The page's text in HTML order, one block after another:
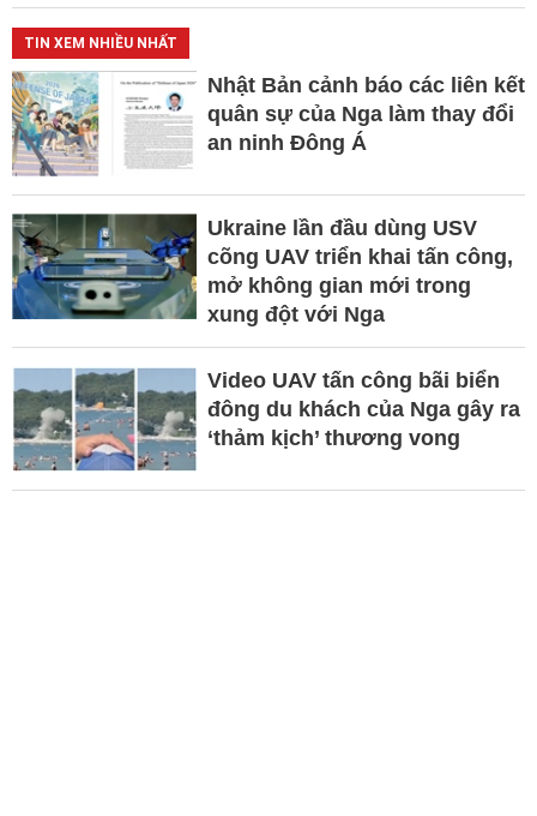
TIN XEM NHIỀU NHẤT
Nhật Bản cảnh báo các liên kết
quân sự của Nga làm thay đổi
an ninh Đông Á
Ukraine lần đầu dùng USV
cõng UAV triển khai tấn công,
mở không gian mới trong
xung đột với Nga
Video UAV tấn công bãi biển
đông du khách của Nga gây ra
‘thảm kịch’ thương vong